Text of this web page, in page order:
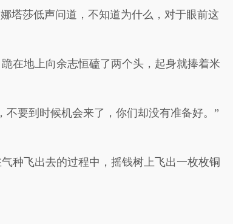
塔莎低声问道，不知道为什么，对于眼前这
在地上向余志恒磕了两个头，起身就捧着米
要到时候机会来了，你们却没有准备好。”
种飞出去的过程中，摇钱树上飞出一枚枚铜